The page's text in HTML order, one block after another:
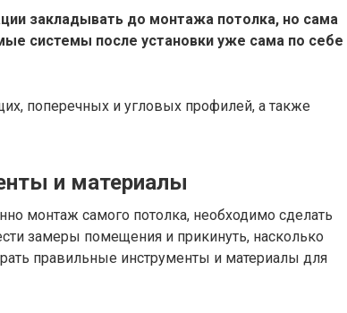
закладывать до монтажа потолка, но сама
системы после установки уже сама по себе
поперечных и угловых профилей, а также
и материалы
монтаж самого потолка, необходимо сделать
замеры помещения и прикинуть, насколько
правильные инструменты и материалы для